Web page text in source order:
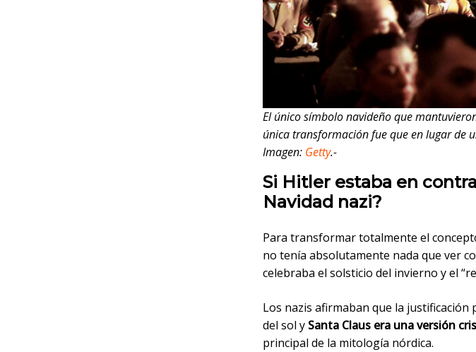
El único símbolo navideño que
única transformación fue que en lugar de
Imagen: Getty.-
Si Hitler estaba en
Navidad nazi?
Para transformar totalmente el
no tenía absolutamente nada que ver
celebraba el solsticio del invierno y el
Los nazis afirmaban que la
del sol y Santa Claus era una versión
principal de la mitología nórdica.